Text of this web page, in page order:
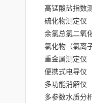
高锰酸盐指数
硫化物测定仪
余氯总氯二氧
氯化物（氯离
重金属测定仪
便携式电导仪
多功能消解仪
多参数水质分